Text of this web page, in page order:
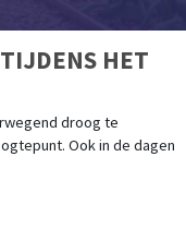
HET
droog te
Ook in de dagen